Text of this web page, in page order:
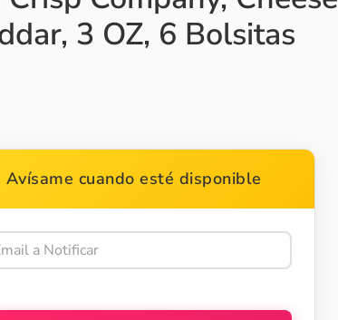
3 OZ, 6 Bolsitas
Avísame cuando esté disponible